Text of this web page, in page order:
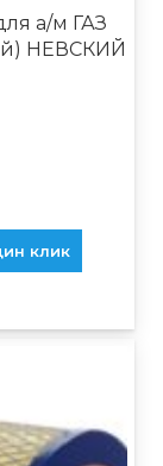
а/м ГАЗ
НЕВСКИЙ
клик